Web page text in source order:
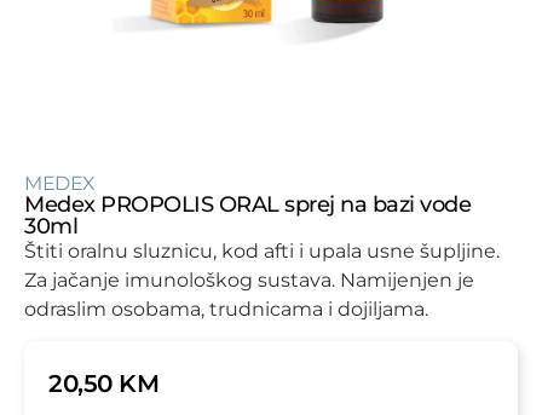
MEDEX
Medex PROPOLIS ORAL sprej na bazi vode
30ml
Štiti oralnu sluznicu, kod afti i upala usne šupljine.
Za jačanje imunološkog sustava. Namijenjen je
odraslim osobama, trudnicama i dojiljama.
20,50 KM